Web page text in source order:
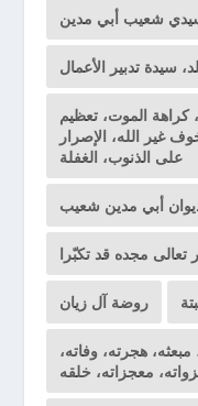
شعيب أبي مدين
كراهة الموت، تعظيم
غير الله، الإصرار
على الذنوب، الغفلة
أبي مدين شعيب
تعالى مجده قد تكبّرا
روضة آل زيان
هجرته، وفاته،
معجزاته، خلقه